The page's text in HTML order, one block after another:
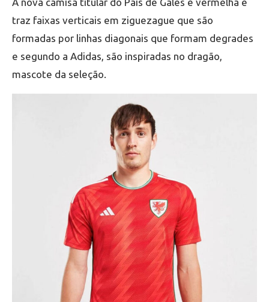
A nova camisa titular do País de Gales é vermelha e
traz faixas verticais em ziguezague que são
formadas por linhas diagonais que formam degrades
e segundo a Adidas, são inspiradas no dragão,
mascote da seleção.